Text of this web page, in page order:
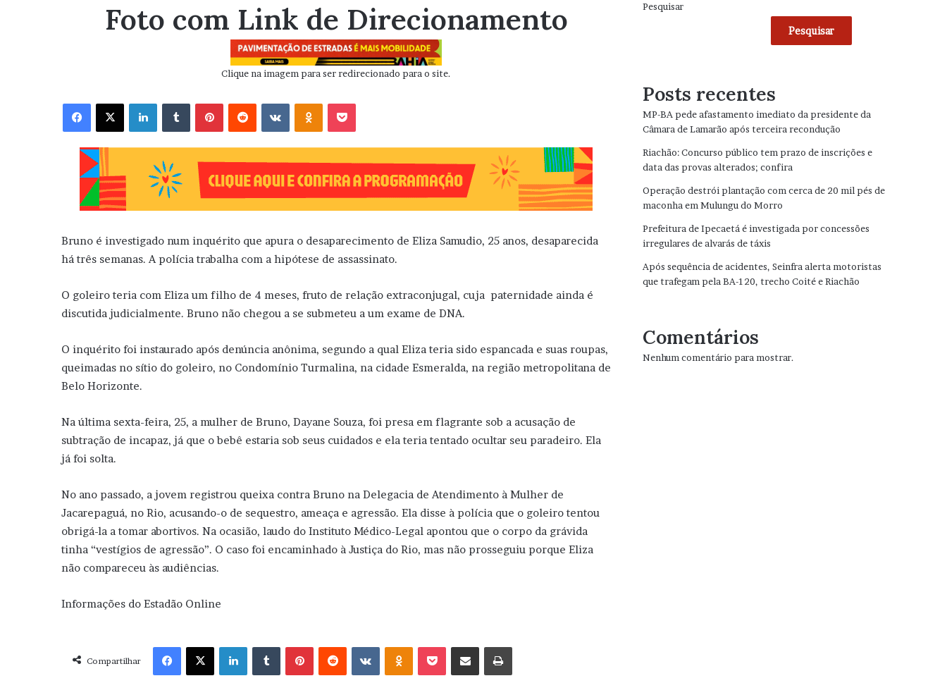
Foto com Link de Direcionamento
Clique na imagem para ser redirecionado para o site.
Facebook X Linkedin VK OK
Bruno é investigado num inquérito que apura o desaparecimento de Eliza Samudio, 25 anos, desaparecida
há três semanas. A polícia trabalha com a hipótese de assassinato.
O goleiro teria com Eliza um filho de 4 meses, fruto de relação extraconjugal, cuja paternidade ainda é
discutida judicialmente. Bruno não chegou a se submeteu a um exame de DNA.
O inquérito foi instaurado após denúncia anônima, segundo a qual Eliza teria sido espancada e suas roupas,
queimadas no sítio do goleiro, no Condomínio Turmalina, na cidade Esmeralda, na região metropolitana de
Belo Horizonte.
Na última sexta-feira, 25, a mulher de Bruno, Dayane Souza, foi presa em flagrante sob a acusação de
subtração de incapaz, já que o bebê estaria sob seus cuidados e ela teria tentado ocultar seu paradeiro. Ela
já foi solta.
No ano passado, a jovem registrou queixa contra Bruno na Delegacia de Atendimento à Mulher de
Jacarepaguá, no Rio, acusando-o de sequestro, ameaça e agressão. Ela disse à polícia que o goleiro tentou
obrigá-la a tomar abortivos. Na ocasião, laudo do Instituto Médico-Legal apontou que o corpo da grávida
tinha “vestígios de agressão”. O caso foi encaminhado à Justiça do Rio, mas não prosseguiu porque Eliza
não compareceu às audiências.
Informações do Estadão Online
Compartilhar
Facebook X Linkedin VK OK
Pesquisar
Pesquisar
Posts recentes
MP-BA pede afastamento imediato da presidente da
Câmara de Lamarão após terceira recondução
Riachão: Concurso público tem prazo de inscrições e
data das provas alterados; confira
Operação destrói plantação com cerca de 20 mil pés de
maconha em Mulungu do Morro
Prefeitura de Ipecaetá é investigada por concessões
irregulares de alvarás de táxis
Após sequência de acidentes, Seinfra alerta motoristas
que trafegam pela BA-120, trecho Coité e Riachão
Comentários
Nenhum comentário para mostrar.